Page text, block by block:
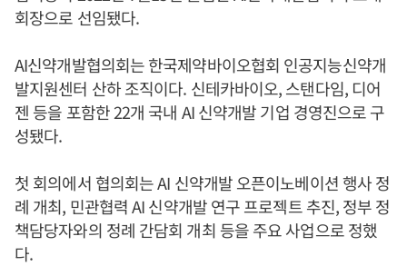
회장으로 선임됐다.
AI신약개발협의회는 한국제약바이오협회 인공지능신약개
발지원센터 산하 조직이다. 신테카바이오, 스탠다임, 디어
젠 등을 포함한 22개 국내 AI 신약개발 기업 경영진으로 구
성됐다.
첫 회의에서 협의회는 AI 신약개발 오픈이노베이션 행사 정
례 개최, 민관협력 AI 신약개발 연구 프로젝트 추진, 정부 정
책담당자와의 정례 간담회 개최 등을 주요 사업으로 정했
다.